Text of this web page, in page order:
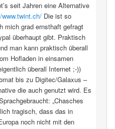
seit Jahren eine Alternative
Die ist so
mich grad ernsthaft gefragt
überhaupt gibt. Praktisch
man kann praktisch überall
Hofladen in einsamen
überall Internet ;-))
bis zu Digitec/Galaxus –
die auch genutzt wird. Es
„Chasches
tragisch, dass das in
noch nicht mit den